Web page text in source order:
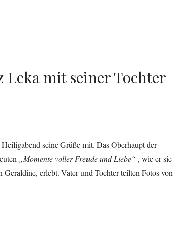
Leka mit seiner Tochter
seine Grüße mit. Das Oberhaupt der
„Momente voller Freude und Liebe“ , wie er sie
Geraldine, erlebt. Vater und Tochter teilten Fotos von